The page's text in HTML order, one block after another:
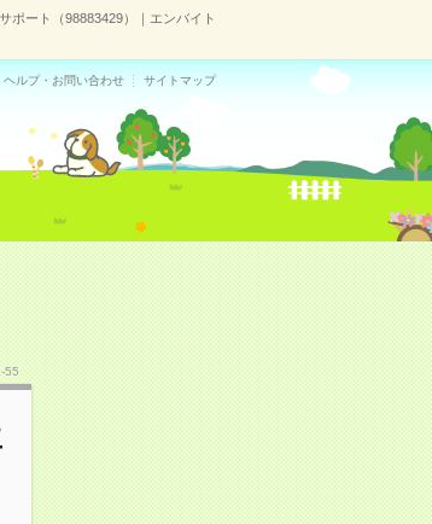
ポート（98883429）｜エンバイト
ヘルプ・お問い合わせ サイトマップ
55